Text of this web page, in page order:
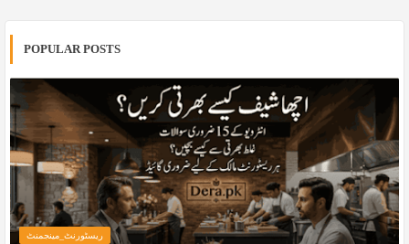
POPULAR POSTS
ریسٹورنٹ_مینجمنٹ